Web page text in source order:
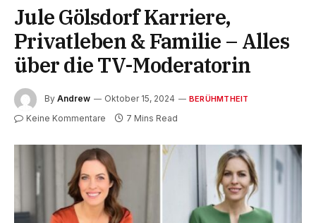
Jule Gölsdorf Karriere,
Privatleben & Familie – Alles
über die TV-Moderatorin
By Andrew Oktober 15, 2024 BERÜHMTHEIT
Keine Kommentare 7 Mins Read